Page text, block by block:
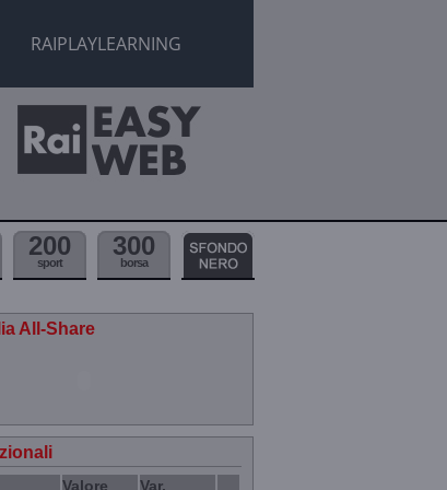
RAIPLAYLEARNING
200
sport
300
borsa
All-Share
Valore Var.